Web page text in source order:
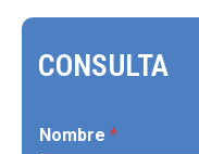
CONSULTA
Nombre *